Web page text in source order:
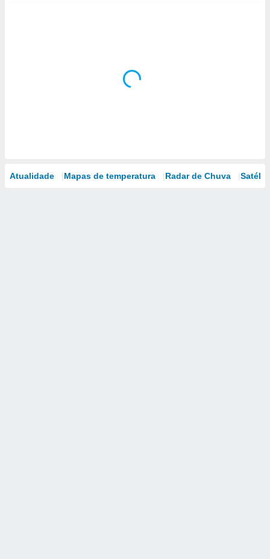
Atualidade Mapas de temperatura Radar de Chuva